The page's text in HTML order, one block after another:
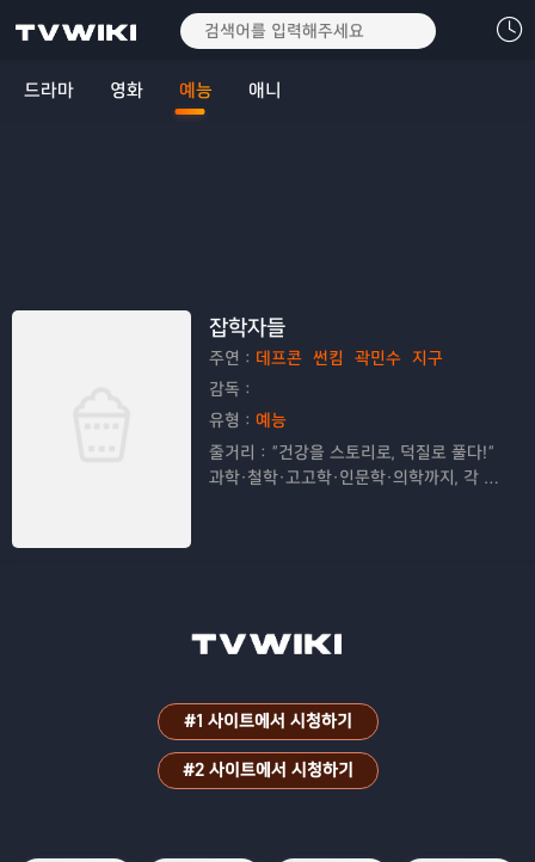
드라마 영화 예능 애니
잡학자들
주연： 데프콘 썬킴 곽민수 지구
감독：
유형： 예능
줄거리： “건강을 스토리로, 덕질로 풀다!”
과학·철학·고고학·인문학·의학까지, 각 분
#1 사이트에서 시청하기
#2 사이트에서 시청하기